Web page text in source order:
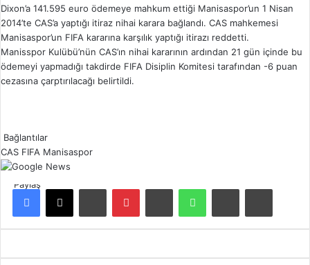
Dixon’a 141.595 euro ödemeye mahkum ettiği Manisaspor’un 1 Nisan
2014’te CAS’a yaptığı itiraz nihai karara bağlandı. CAS mahkemesi
Manisaspor’un FIFA kararına karşılık yaptığı itirazı reddetti.
Manisspor Kulübü’nün CAS’ın nihai kararının ardından 21 gün içinde bu
ödemeyi yapmadığı takdirde FIFA Disiplin Komitesi tarafından -6 puan
cezasına çarptırılacağı belirtildi.
Bağlantılar
CAS FIFA Manisaspor
Paylaş